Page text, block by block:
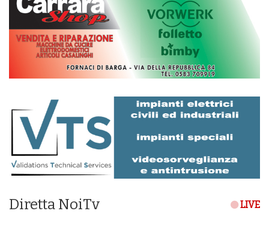
Diretta NoiTv LIVE